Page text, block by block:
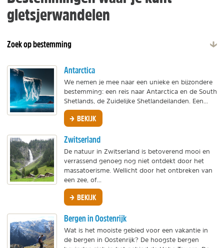
gletsjerwandelen
Zoek op bestemming
Antarctica
We nemen je mee naar een unieke en bijzondere
bestemming: een reis naar Antarctica en de South
Shetlands, de Zuidelijke Shetlandeilanden. Een...
BEKIJK
Zwitserland
De natuur in Zwitserland is betoverend mooi en
verrassend genoeg nog niet ontdekt door het
massatoerisme. Wellicht door het ontbreken van
een zee, of...
BEKIJK
Bergen in Oostenrijk
Wat is het mooiste gebied voor een vakantie in
de bergen in Oostenrijk? De hoogste bergen